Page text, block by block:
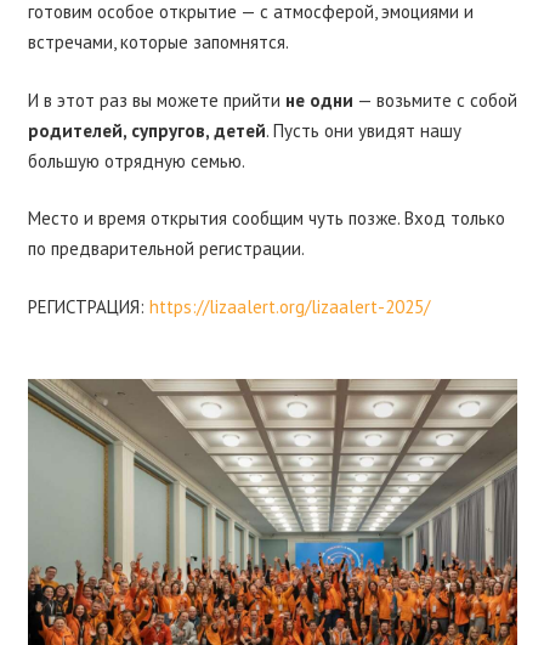
готовим особое открытие — с атмосферой, эмоциями и
встречами, которые запомнятся.
И в этот раз вы можете прийти не одни — возьмите с собой
родителей, супругов, детей. Пусть они увидят нашу
большую отрядную семью.
Место и время открытия сообщим чуть позже. Вход только
по предварительной регистрации.
РЕГИСТРАЦИЯ: https://lizaalert.org/lizaalert-2025/